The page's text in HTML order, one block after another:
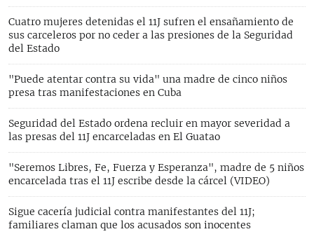
Cuatro mujeres detenidas el 11J sufren el ensañamiento de
sus carceleros por no ceder a las presiones de la Seguridad
del Estado
"Puede atentar contra su vida" una madre de cinco niños
presa tras manifestaciones en Cuba
Seguridad del Estado ordena recluir en mayor severidad a
las presas del 11J encarceladas en El Guatao
"Seremos Libres, Fe, Fuerza y Esperanza", madre de 5 niños
encarcelada tras el 11J escribe desde la cárcel (VIDEO)
Sigue cacería judicial contra manifestantes del 11J;
familiares claman que los acusados son inocentes